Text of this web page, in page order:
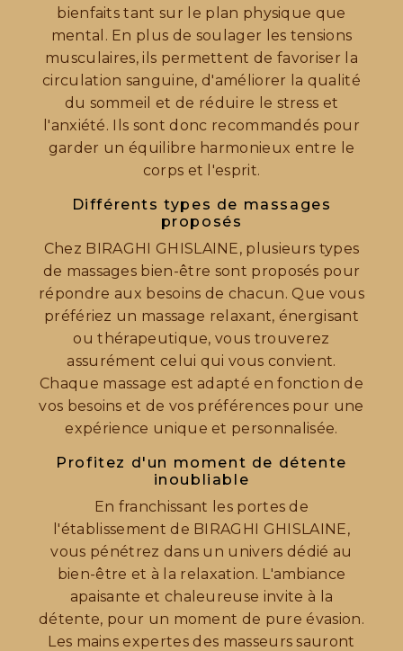
bienfaits tant sur le plan physique que
mental. En plus de soulager les tensions
musculaires, ils permettent de favoriser la
circulation sanguine, d'améliorer la qualité
du sommeil et de réduire le stress et
l'anxiété. Ils sont donc recommandés pour
garder un équilibre harmonieux entre le
corps et l'esprit.
Différents types de massages
proposés
Chez BIRAGHI GHISLAINE, plusieurs types
de massages bien-être sont proposés pour
répondre aux besoins de chacun. Que vous
préfériez un massage relaxant, énergisant
ou thérapeutique, vous trouverez
assurément celui qui vous convient.
Chaque massage est adapté en fonction de
vos besoins et de vos préférences pour une
expérience unique et personnalisée.
Profitez d'un moment de détente
inoubliable
En franchissant les portes de
l'établissement de BIRAGHI GHISLAINE,
vous pénétrez dans un univers dédié au
bien-être et à la relaxation. L'ambiance
apaisante et chaleureuse invite à la
détente, pour un moment de pure évasion.
Les mains expertes des masseurs sauront